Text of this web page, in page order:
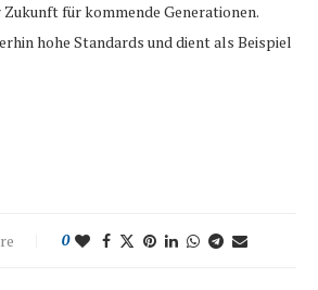
für kommende Generationen.
hohe Standards und dient als Beispiel
0